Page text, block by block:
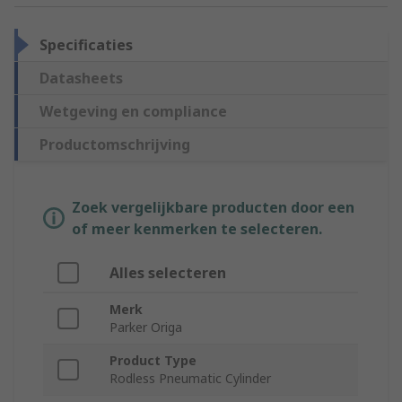
Specificaties
Datasheets
Wetgeving en compliance
Productomschrijving
Zoek vergelijkbare producten door een
of meer kenmerken te selecteren.
Alles selecteren
Merk
Parker Origa
Product Type
Rodless Pneumatic Cylinder